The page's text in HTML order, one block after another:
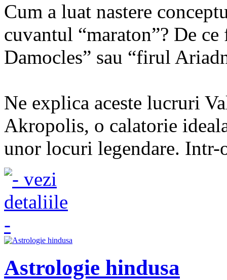
Cum a luat nastere
cuvantul “maraton”? De
Damocles” sau “firul
Ne explica aceste lucruri
Akropolis, o calatorie
unor locuri legendare. Intr-
Astrologie hindusa